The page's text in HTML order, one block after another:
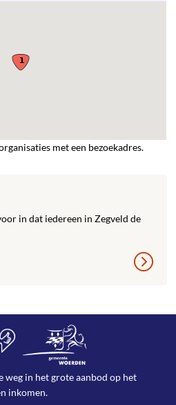
met een bezoekadres.
in dat iedereen in Zegveld de
in het grote aanbod op het
inkomen.